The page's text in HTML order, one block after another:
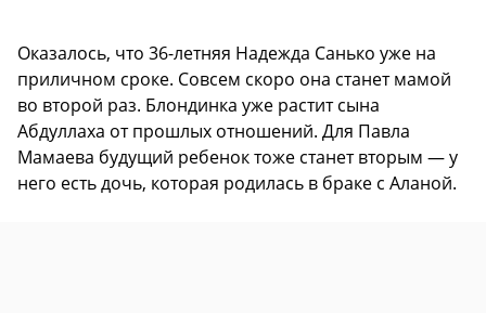
Оказалось, что 36-летняя Надежда Санько уже на
приличном сроке. Совсем скоро она станет мамой
во второй раз. Блондинка уже растит сына
Абдуллаха от прошлых отношений. Для Павла
Мамаева будущий ребенок тоже станет вторым — у
него есть дочь, которая родилась в браке с Аланой.